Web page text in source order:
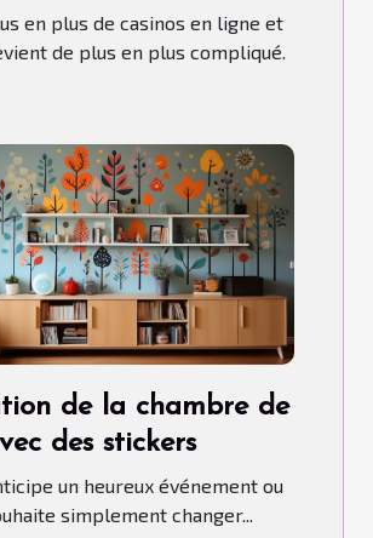
en plus de casinos en ligne et
de plus en plus compliqué.
de la chambre de
des stickers
un heureux événement ou
simplement changer...